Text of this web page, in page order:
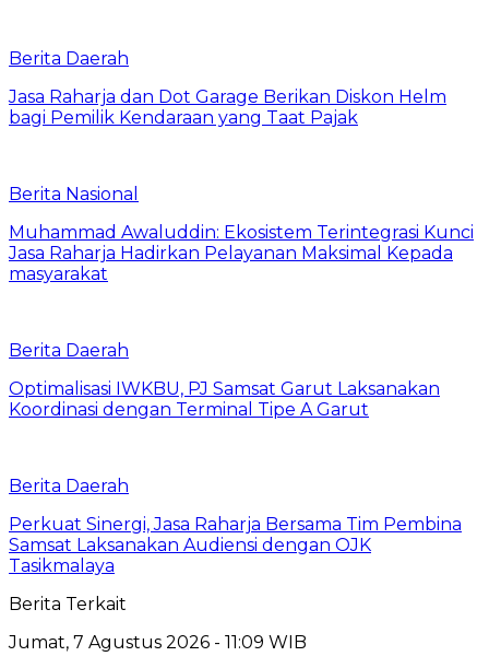
Berita Daerah
Jasa Raharja dan Dot Garage Berikan Diskon Helm
bagi Pemilik Kendaraan yang Taat Pajak
Berita Nasional
Muhammad Awaluddin: Ekosistem Terintegrasi Kunci
Jasa Raharja Hadirkan Pelayanan Maksimal Kepada
masyarakat
Berita Daerah
Optimalisasi IWKBU, PJ Samsat Garut Laksanakan
Koordinasi dengan Terminal Tipe A Garut
Berita Daerah
Perkuat Sinergi, Jasa Raharja Bersama Tim Pembina
Samsat Laksanakan Audiensi dengan OJK
Tasikmalaya
Berita Terkait
Jumat, 7 Agustus 2026 - 11:09 WIB